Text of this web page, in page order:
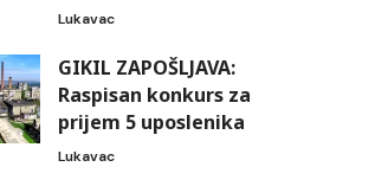
Lukavac
GIKIL ZAPOŠLJAVA:
Raspisan konkurs za
prijem 5 uposlenika
Lukavac